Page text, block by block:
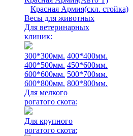
Красная Армия(скл. стойка)
Весы для животных
Для ветеринарных
клиник:
300*300мм. 400*400мм.
400*500мм. 450*600мм.
600*600мм. 500*700мм.
600*800мм. 800*800мм.
Для мелкого
рогатого скота:
Для крупного
рогатого скота: